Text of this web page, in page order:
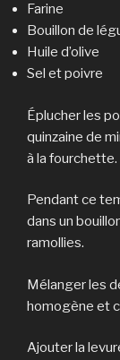
Farine
Bouillon de
Huile d’olive
Sel et poivre
Éplucher les
quinzaine de
à la fourchette.
Pendant ce
dans un
ramollies.
Mélanger les
homogène et
Ajouter la